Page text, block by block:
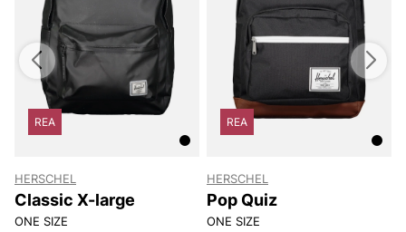
REA
HERSCHEL
Classic X-large
ONE SIZE
REA
HERSCHEL
Pop Quiz
ONE SIZE